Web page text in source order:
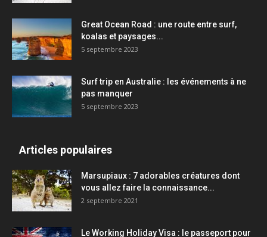
Great Ocean Road : une route entre surf,
koalas et paysages...
5 septembre 2023
Surf trip en Australie : les événements à ne
pas manquer
5 septembre 2023
Articles populaires
Marsupiaux : 7 adorables créatures dont
vous allez faire la connaissance...
2 septembre 2021
Le Working Holiday Visa : le passeport pour